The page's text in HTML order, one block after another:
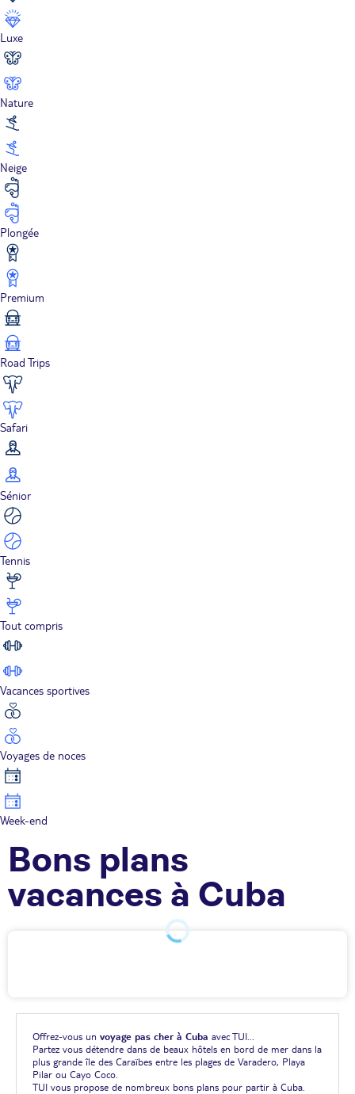
Luxe
Nature
Neige
Plongée
Premium
Road Trips
Safari
Sénior
Tennis
Tout compris
Vacances sportives
Voyages de noces
Week-end
Bons plans
vacances à Cuba
Offrez-vous un voyage pas cher à Cuba avec TUI...
Partez vous détendre dans de beaux hôtels en bord de mer dans la
plus grande île des Caraïbes entre les plages de Varadero, Playa
Pilar ou Cayo Coco.
TUI vous propose de nombreux bons plans pour partir à Cuba.